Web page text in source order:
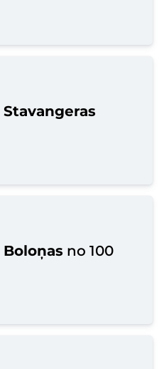
Stavangeras
Boloņas no 100